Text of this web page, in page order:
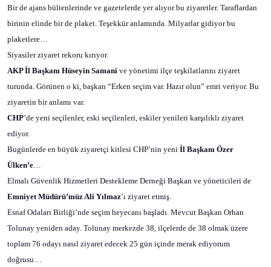
Bir de ajans bültenlerinde ve gazetelerde yer alıyor bu ziyaretler. Taraflardan
birinin elinde bir de plaket. Teşekkür anlamında. Milyarlar gidiyor bu
plaketlere…
Siyasiler ziyaret rekoru kırıyor.
AKP İl Başkanı Hüseyin Samani ve yönetimi ilçe teşkilatlarını ziyaret
turunda. Görünen o ki, başkan “Erken seçim var. Hazır olun” emri veriyor. Bu
ziyaretin bir anlamı var.
CHP’de yeni seçilenler, eski seçilenleri, eskiler yenileri karşılıklı ziyaret
ediyor.
Bugünlerde en büyük ziyaretçi kitlesi CHP’nin yeni İl Başkanı Özer
Ülken’e…
Elmalı Güvenlik Hizmetleri Destekleme Derneği Başkan ve yöneticileri de
Emniyet Müdürü’müz Ali Yılmaz’ı ziyaret etmiş.
Esnaf Odaları Birliği’nde seçim heyecanı başladı. Mevcut Başkan Orhan
Tolunay yeniden aday. Tolunay merkezde 38, ilçelerde de 38 olmak üzere
toplam 76 odayı nasıl ziyaret edecek 25 gün içinde merak ediyorum
doğrusu…